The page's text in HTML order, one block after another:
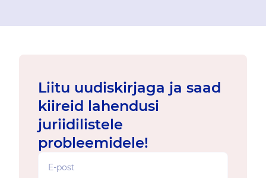
Liitu uudiskirjaga ja saad
kiireid lahendusi
juriidilistele
probleemidele!